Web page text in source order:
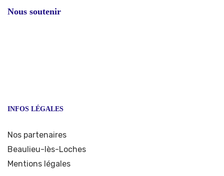
Nous soutenir
INFOS LÉGALES
Nos partenaires
Beaulieu-lès-Loches
Mentions légales